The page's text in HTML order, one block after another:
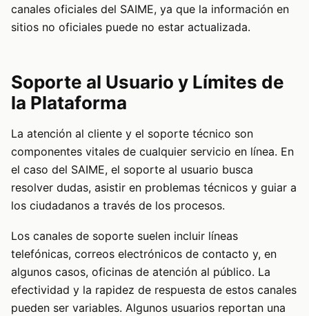
canales oficiales del SAIME, ya que la información en
sitios no oficiales puede no estar actualizada.
Soporte al Usuario y Límites de
la Plataforma
La atención al cliente y el soporte técnico son
componentes vitales de cualquier servicio en línea. En
el caso del SAIME, el soporte al usuario busca
resolver dudas, asistir en problemas técnicos y guiar a
los ciudadanos a través de los procesos.
Los canales de soporte suelen incluir líneas
telefónicas, correos electrónicos de contacto y, en
algunos casos, oficinas de atención al público. La
efectividad y la rapidez de respuesta de estos canales
pueden ser variables. Algunos usuarios reportan una